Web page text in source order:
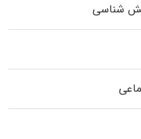
شناسی